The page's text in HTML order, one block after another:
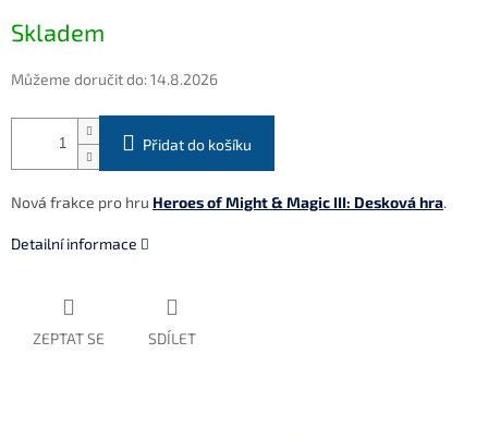
cena:
Skladem
Můžeme doručit do:14.8.2026
Přidat do košíku
Nová frakce pro hru Heroes of Might & Magic III: Desková hra.
Detailní informace
ZEPTAT SE SDÍLET